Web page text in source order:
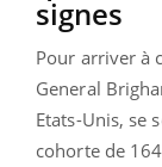
signes
Pour arriver à
General
Etats-Unis, se
cohorte de